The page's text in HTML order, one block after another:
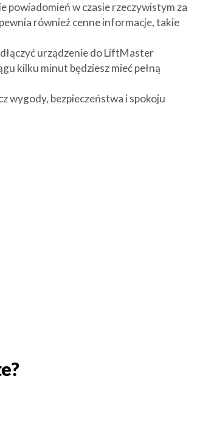
powiadomień w czasie rzeczywistym za
również cenne informacje, takie
urządzenie do LiftMaster
kilku minut będziesz mieć pełną
wygody, bezpieczeństwa i spokoju